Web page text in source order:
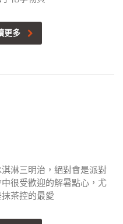
更多
淋三明治，絕對會是派對
中很受歡迎的解暑點心，尤
茶控的最愛